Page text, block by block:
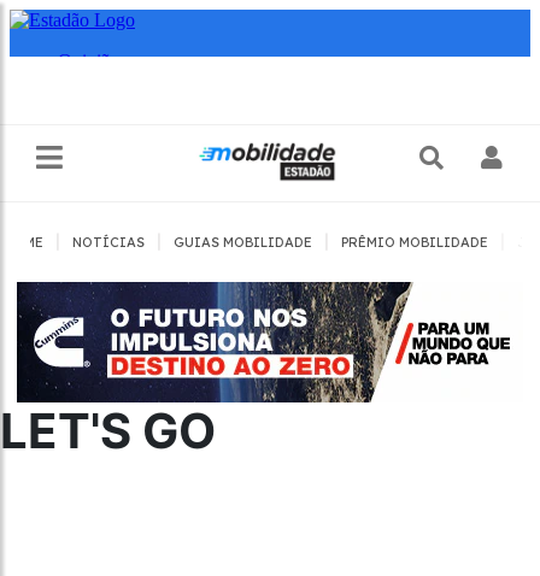
HOME NOTÍCIAS GUIAS MOBILIDADE PRÊMIO MOBILIDADE
LET'S GO